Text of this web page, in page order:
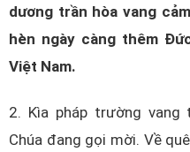
dương trần hòa vang
hèn ngày càng thêm
Việt Nam.
2. Kìa pháp trường vang
Chúa đang gọi mời. Về